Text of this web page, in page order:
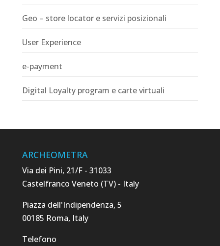
Geo – store locator e servizi posizionali
User Experience
e-payment
Digital Loyalty program e carte virtuali
ARCHEOMETRA
Via dei Pini, 21/F - 31033
Castelfranco Veneto (TV) - Italy
Piazza dell'Indipendenza, 5
00185 Roma, Italy
Telefono